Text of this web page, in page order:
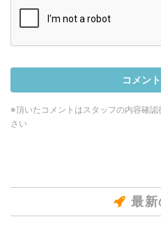
※頂いたコメントはスタッフの内容確認
さい
最新